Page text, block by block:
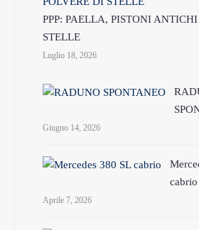
PPP: PAELLA, PISTONI
STELLE
Luglio 18, 2026
Giugno 14, 2026
cabrio
Aprile 7, 2026